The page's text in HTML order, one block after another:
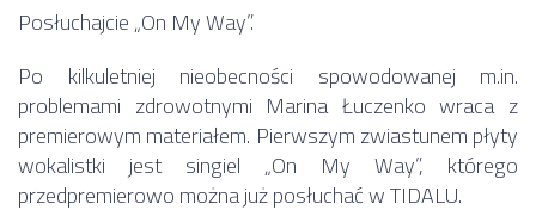
Posłuchajcie „On My Way”.
Po kilkuletniej nieobecności spowodowanej m.in.
problemami zdrowotnymi Marina Łuczenko wraca z
premierowym materiałem. Pierwszym zwiastunem płyty
wokalistki jest singiel „On My Way”, którego
przedpremierowo można już posłuchać w TIDALU.